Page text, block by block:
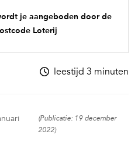
je aangeboden door de
Loterij
leestijd 3 minuten
(Publicatie: 19 december
2022)